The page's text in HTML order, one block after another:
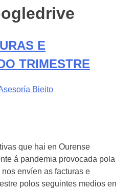
E
TRIMESTRE
Bieito
que hai en Ourense
á pandemia provocada pola
envíen as facturas e
polos seguintes medios en